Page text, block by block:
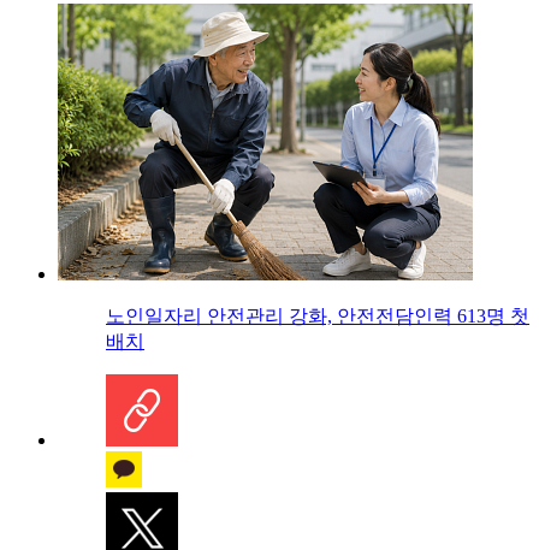
노인일자리 안전관리 강화, 안전전담인력 613명 첫
배치